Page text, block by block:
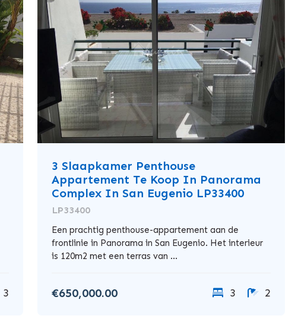
3
3 Slaapkamer Penthouse
Appartement Te Koop In Panorama
Complex In San Eugenio LP33400
LP33400
Een prachtig penthouse-appartement aan de
frontlinie in Panorama in San Eugenio. Het interieur
is 120m2 met een terras van ...
€650,000.00 3 2